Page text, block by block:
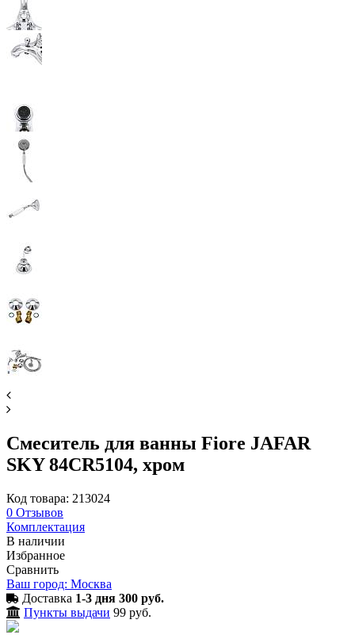
Смеситель для ванны Fiore JAFAR
SKY 84CR5104, хром
Код товара: 213024
0 Отзывов
Комплектация
В наличии
Избранное
Сравнить
Ваш город: Москва
Доставка 1-3 дня 300 руб.
Пункты выдачи 99 руб.